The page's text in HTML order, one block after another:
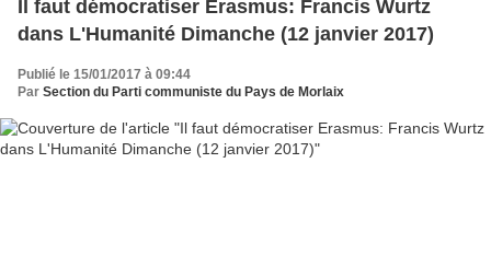
Il faut démocratiser Erasmus: Francis Wurtz
dans L'Humanité Dimanche (12 janvier 2017)
Publié le 15/01/2017 à 09:44
Par Section du Parti communiste du Pays de Morlaix